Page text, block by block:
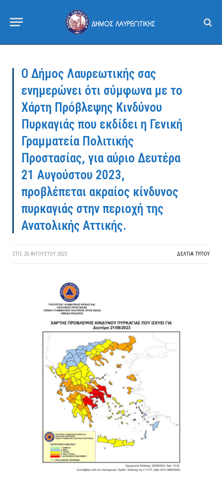
Ο Δήμος Λαυρεωτικής σας
ενημερώνει ότι σύμφωνα με το
Χάρτη Πρόβλεψης Κινδύνου
Πυρκαγιάς που εκδίδει η Γενική
Γραμματεία Πολιτικής
Προστασίας, για αύριο Δευτέρα
21 Αυγούστου 2023,
προβλέπεται ακραίος κίνδυνος
πυρκαγιάς στην περιοχή της
Ανατολικής Αττικής.
ΣΤΙΣ 20 ΑΥΓΟΎΣΤΟΥ 2023 ΔΕΛΤΙΑ ΤΥΠΟΥ